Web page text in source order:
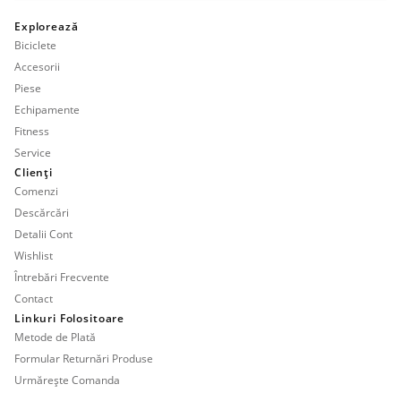
Explorează
Biciclete
Accesorii
Piese
Echipamente
Fitness
Service
Clienți
Comenzi
Descărcări
Detalii Cont
Wishlist
Întrebări Frecvente
Contact
Linkuri Folositoare
Metode de Plată
Formular Returnări Produse
Urmărește Comanda